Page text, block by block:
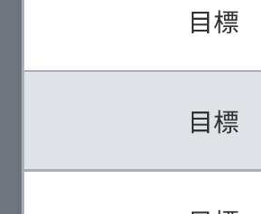
クを調整する。
ドマップの例を詳しく確認してみまし